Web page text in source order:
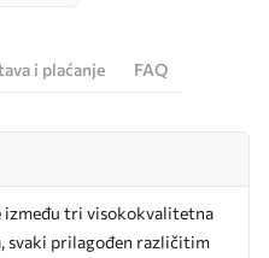
i plaćanje FAQ
između tri visokokvalitetna
svaki prilagođen različitim